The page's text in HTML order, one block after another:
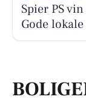
Spier PS
Gode